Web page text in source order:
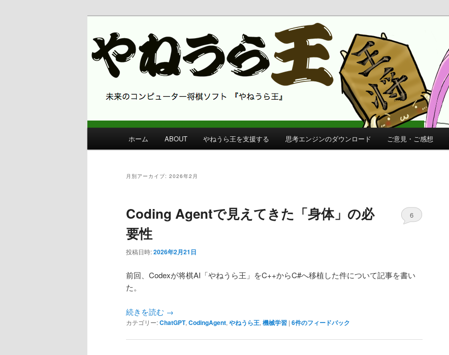
やねうら王 公式サイト
メ
コ
ン
ン
ツ
へ
サ
ン
テ
ツ
へ
移
ホーム ABOUT やねうら王を支援する 思考エンジンのダウンロード ご意見・ご感想
月別アーカイブ: 2026年2月
Coding Agentで見えてきた「身体」の必
要性
投稿日時:2026年2月21日
6
前回、Codexが将棋AI「やねうら王」をC++からC#へ移植した件について記事を書い
た。
続きを読む →
カテゴリー:ChatGPT, CodingAgent, やねうら王, 機械学習 | 6件のフィードバック